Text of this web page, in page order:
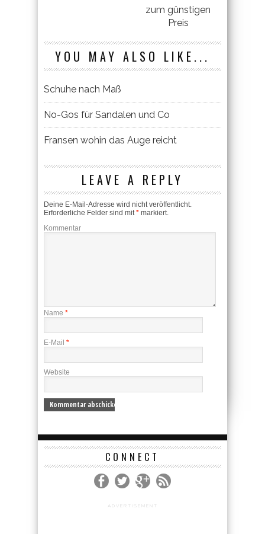
zum günstigen
Preis
YOU MAY ALSO LIKE...
Schuhe nach Maß
No-Gos für Sandalen und Co
Fransen wohin das Auge reicht
LEAVE A REPLY
Deine E-Mail-Adresse wird nicht veröffentlicht.
Erforderliche Felder sind mit* markiert.
Kommentar
Name *
E-Mail *
Website
CONNECT
ADVERTISEMENT